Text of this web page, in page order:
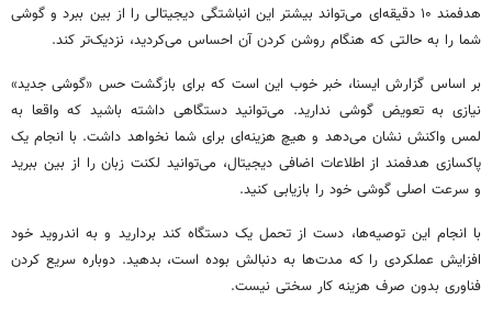
هدفمند ۱۰ دقیقه‌ای می‌تواند بیشتر این انباشتگی دیجیتالی را از بین ببرد و گوشی
شما را به حالتی که هنگام روشن کردن آن احساس می‌کردید، نزدیک‌تر کند.
بر اساس گزارش ایسنا، خبر خوب این است که برای بازگشت حس «گوشی جدید»
نیازی به تعویض گوشی ندارید. می‌توانید دستگاهی داشته باشید که واقعا به
لمس واکنش نشان می‌دهد و هیچ هزینه‌ای برای شما نخواهد داشت. با انجام یک
پاکسازی هدفمند از اطلاعات اضافی دیجیتال، می‌توانید لکنت زبان را از بین ببرید
و سرعت اصلی گوشی خود را بازیابی کنید.
با انجام این توصیه‌ها، دست از تحمل یک دستگاه کند بردارید و به اندروید خود
افزایش عملکردی را که مدت‌ها به دنبالش بوده است، بدهید. دوباره سریع کردن
فناوری بدون صرف هزینه کار سختی نیست.